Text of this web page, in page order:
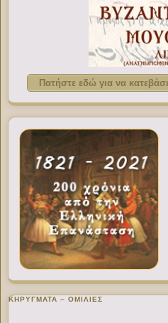
Πατήστε εδώ για να
ΚΗΡΥΓΜΑΤΑ – ΟΜΙΛΙΕΣ